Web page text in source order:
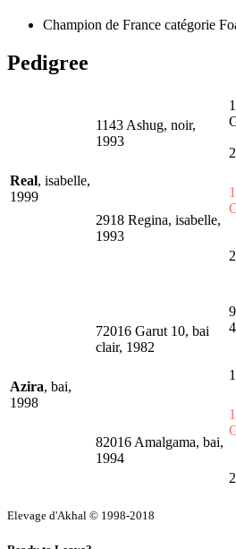
Champion de France catégorie
Pedigree
Real, isabelle,
1999
1143 Ashug, noir,
1993
2918 Regina, isabelle,
1993
Azira, bai,
1998
72016 Garut 10, bai
clair, 1982
4
82016 Amalgama, bai,
1994
Elevage d'Akhal © 1998-2018